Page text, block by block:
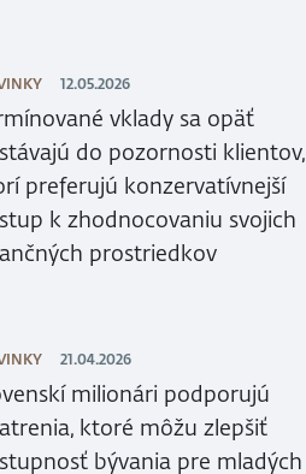
12.05.2026
vklady sa opäť
do pozornosti klientov,
preferujú konzervatívnejší
k zhodnocovaniu svojich
prostriedkov
21.04.2026
milionári podporujú
ktoré môžu zlepšiť
bývania pre mladých